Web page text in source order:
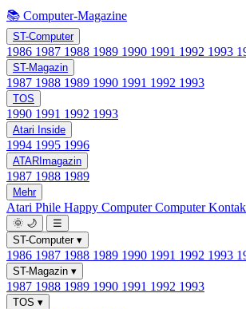
📚 Computer-Magazine
ST-Computer
1986 1987 1988 1989 1990 1991 1992 1993
ST-Magazin
1987 1988 1989 1990 1991 1992 1993
TOS
1990 1991 1992 1993
Atari Inside
1994 1995 1996
ATARImagazin
1987 1988 1989
Mehr
Atari Phile Happy ComputerComputer
🌞 🌙
☰
ST-Computer ▾
1986 1987 1988 1989 1990 1991 1992 1993
ST-Magazin ▾
1987 1988 1989 1990 1991 1992 1993
TOS ▾